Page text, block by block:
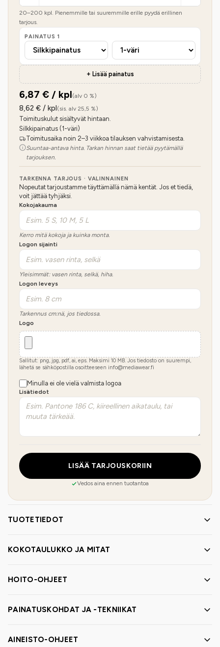
20–200 kpl. Pienemmille tai suuremmille erille pyydä erillinen
tarjous.
PAINATUS 1
+ Lisää painatus
6,87 € / kpl(alv 0 %)
8,62 € / kpl(sis. alv 25,5 %)
Toimituskulut sisältyvät hintaan.
Silkkipainatus (1-väri)
Toimitusaika noin 2–3 viikkoa tilauksen vahvistamisesta.
Suuntaa-antava hinta. Tarkan hinnan saat tietää pyytämällä
tarjouksen.
TARKENNA TARJOUS · VALINNAINEN
Nopeutat tarjoustamme täyttämällä nämä kentät. Jos et tiedä,
voit jättää tyhjäksi.
Kokojakauma
Kerro mitä kokoja ja kuinka monta.
Logon sijainti
Yleisimmät: vasen rinta, selkä, hiha.
Logon leveys
Tarkennus cm:nä, jos tiedossa.
Logo
Sallitut: png, jpg, pdf, ai, eps. Maksimi 10 MB. Jos tiedosto on suurempi,
lähetä se sähköpostilla osoitteeseen info@mediawear.fi
Minulla ei ole vielä valmista logoa
Lisätiedot
LISÄÄ TARJOUSKORIIN
Vedos aina ennen tuotantoa
TUOTETIEDOT
KOKOTAULUKKO JA MITAT
HOITO-OHJEET
PAINATUSKOHDAT JA -TEKNIIKAT
AINEISTO-OHJEET